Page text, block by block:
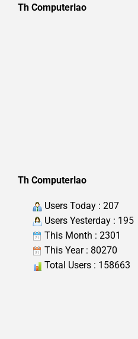
Th Computerlao
Th Computerlao
Users Today : 207
Users Yesterday : 195
This Month : 2301
This Year : 80270
Total Users : 158663